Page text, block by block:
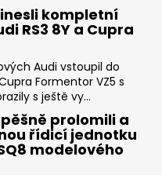
kompletní
RS3 8Y a Cupra
Audi vstoupil do
Formentor VZ5 s
s ještě vy...
prolomili a
řídicí jednotku
modelového